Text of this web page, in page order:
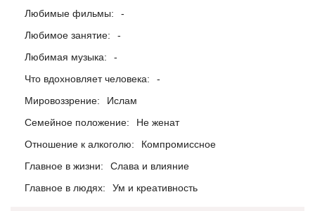
Любимые фильмы:
-
Любимое занятие:
-
Любимая музыка:
-
Что вдохновляет человека:
-
Мировоззрение:
Ислам
Семейное положение:
Не женат
Отношение к алкоголю:
Компромиссное
Главное в жизни:
Слава и влияние
Главное в людях:
Ум и креативность